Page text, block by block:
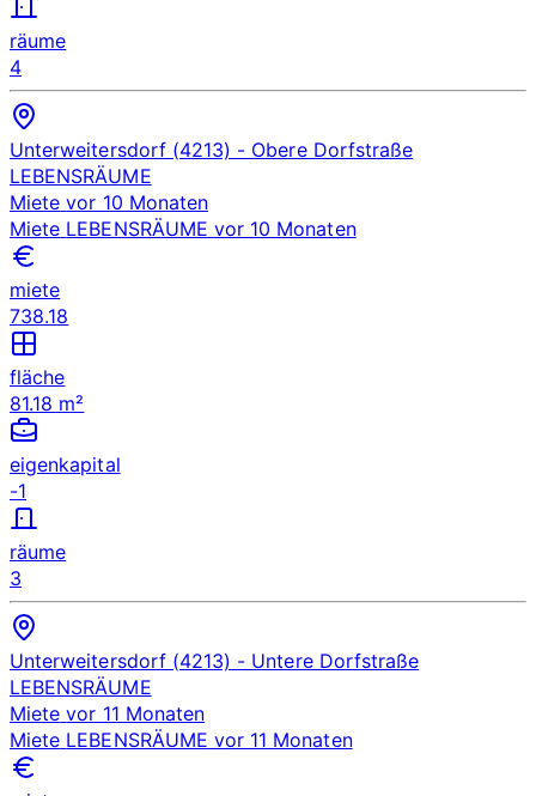
räume
4
Unterweitersdorf (4213) - Obere Dorfstraße
LEBENSRÄUME
Miete vor 10 Monaten
Miete LEBENSRÄUME vor 10 Monaten
miete
738.18
fläche
81.18 m²
eigenkapital
-1
räume
3
Unterweitersdorf (4213) - Untere Dorfstraße
LEBENSRÄUME
Miete vor 11 Monaten
Miete LEBENSRÄUME vor 11 Monaten